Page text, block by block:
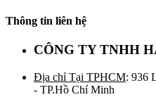
Thông tin liên hệ
CÔNG TY TNHH
Địa chỉ Tại TPHCM: 936
- TP.Hồ Chí Minh